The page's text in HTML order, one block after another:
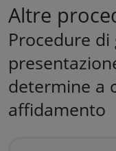
Altre
Procedure di
determine a
affidamento